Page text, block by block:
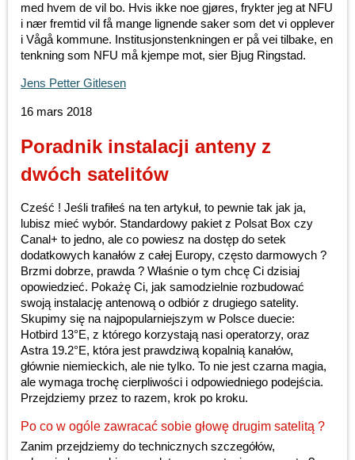
med hvem de vil bo. Hvis ikke noe gjøres, frykter jeg at NFU
i nær fremtid vil få mange lignende saker som det vi opplever
i Vågå kommune. Institusjonstenkningen er på vei tilbake, en
tenkning som NFU må kjempe mot, sier Bjug Ringstad.
Jens Petter Gitlesen
16 mars 2018
Poradnik instalacji anteny z
dwóch satelitów
Cześć ! Jeśli trafiłeś na ten artykuł, to pewnie tak jak ja,
lubisz mieć wybór. Standardowy pakiet z Polsat Box czy
Canal+ to jedno, ale co powiesz na dostęp do setek
dodatkowych kanałów z całej Europy, często darmowych ?
Brzmi dobrze, prawda ? Właśnie o tym chcę Ci dzisiaj
opowiedzieć. Pokażę Ci, jak samodzielnie rozbudować
swoją instalację antenową o odbiór z drugiego satelity.
Skupimy się na najpopularniejszym w Polsce duecie:
Hotbird 13°E, z którego korzystają nasi operatorzy, oraz
Astra 19.2°E, która jest prawdziwą kopalnią kanałów,
głównie niemieckich, ale nie tylko. To nie jest czarna magia,
ale wymaga trochę cierpliwości i odpowiedniego podejścia.
Przejdziemy przez to razem, krok po kroku.
Po co w ogóle zawracać sobie głowę drugim satelitą ?
Zanim przejdziemy do technicznych szczegółów,